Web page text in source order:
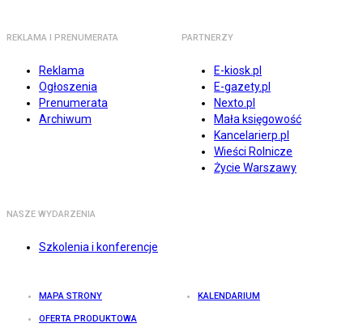
REKLAMA I PRENUMERATA
Reklama
Ogłoszenia
Prenumerata
Archiwum
PARTNERZY
E-kiosk.pl
E-gazety.pl
Nexto.pl
Mała księgowość
Kancelarierp.pl
Wieści Rolnicze
Życie Warszawy
NASZE WYDARZENIA
Szkolenia i konferencje
MAPA STRONY KALENDARIUM
OFERTA PRODUKTOWA